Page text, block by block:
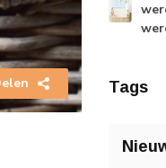
Tags